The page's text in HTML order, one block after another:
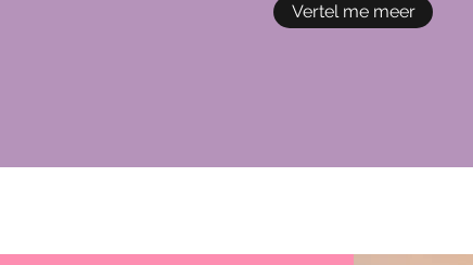
Vertel me meer